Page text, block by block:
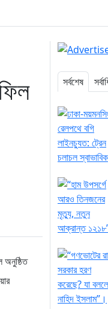
অনুষ্ঠিত
সর্বশেষ